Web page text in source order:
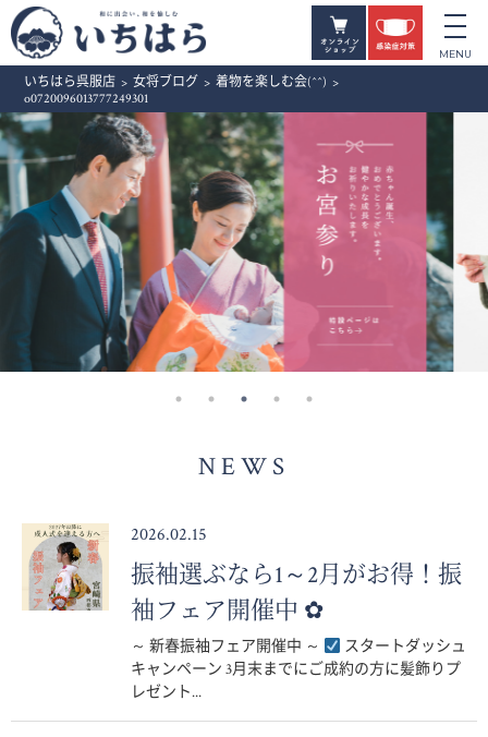
いちはら呉服店 > 女将ブログ > 着物を楽しむ会(^^) >
o0720096013777249301
NEWS
2026.02.15
振袖選ぶなら1～2月がお得！振
袖フェア開催中 ✿
～ 新春振袖フェア開催中 ～
スタートダッシュ
キャンペーン 3月末までにご成約の方に髪飾りプ
レゼント...